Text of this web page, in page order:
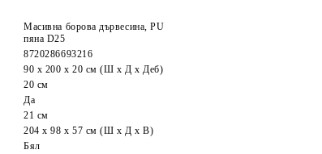
Масивна борова дървесина, PU
пяна D25
8720286693216
90 x 200 x 20 см (Ш x Д x Деб)
20 см
Да
21 см
204 x 98 x 57 см (Ш x Д x В)
Бял